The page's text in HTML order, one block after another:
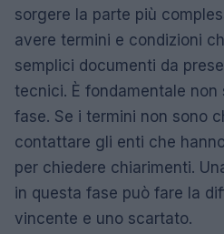
sorgere la parte più
avere termini e condizioni
semplici documenti da
tecnici. È fondamentale
fase. Se i termini non sono
contattare gli enti che
per chiedere chiarimenti.
in questa fase può fare la
vincente e uno scartato.